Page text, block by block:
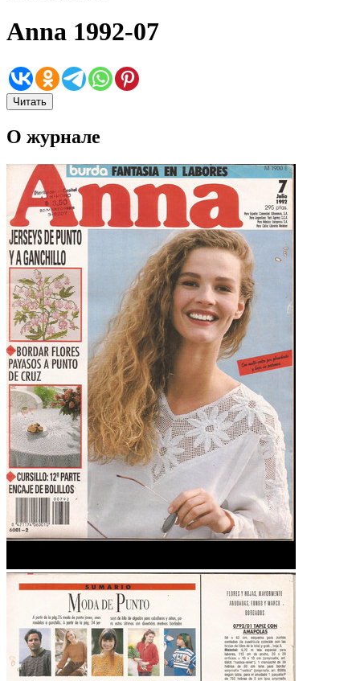
Anna 1992-07
Читать
О журнале